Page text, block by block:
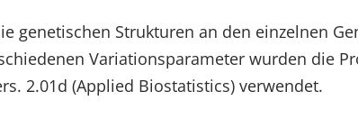
genetischen Strukturen an den einzelnen
Variationsparameter wurden die
2.01d (Applied Biostatistics) verwendet.